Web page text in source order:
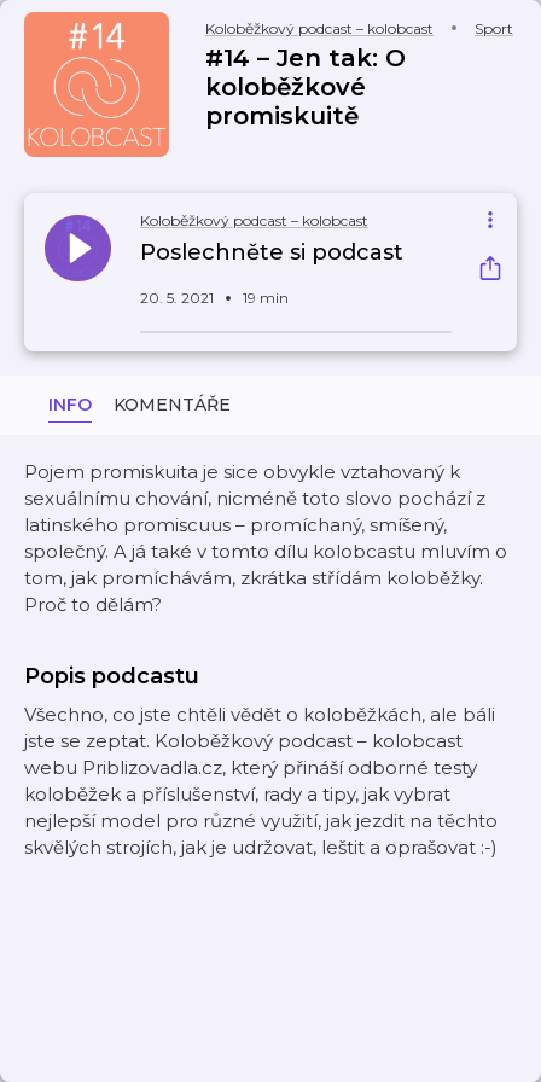
Koloběžkový podcast – kolobcast Sport
#14 – Jen tak: O
koloběžkové
promiskuitě
Koloběžkový podcast – kolobcast
Poslechněte si podcast
20. 5. 2021 19 min
INFO KOMENTÁŘE
Pojem promiskuita je sice obvykle vztahovaný k
sexuálnímu chování, nicméně toto slovo pochází z
latinského promiscuus – promíchaný, smíšený,
společný. A já také v tomto dílu kolobcastu mluvím o
tom, jak promíchávám, zkrátka střídám koloběžky.
Proč to dělám?
Popis podcastu
Všechno, co jste chtěli vědět o koloběžkách, ale báli
jste se zeptat. Koloběžkový podcast – kolobcast
webu Priblizovadla.cz, který přináší odborné testy
koloběžek a příslušenství, rady a tipy, jak vybrat
nejlepší model pro různé využití, jak jezdit na těchto
skvělých strojích, jak je udržovat, leštit a oprašovat :-)